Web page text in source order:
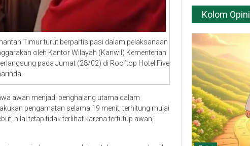
Timur turut berpartisipasi dalam pelaksanaan
oleh Kantor Wilayah (Kanwil) Kementerian
pada Jumat (28/02) di Rooftop Hotel Five
awan menjadi penghalang utama dalam
pengamatan selama 19 menit, terhitung mulai
hilal tetap tidak terlihat karena tertutup awan,”
Kolom Opini